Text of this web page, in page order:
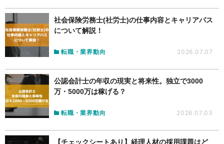
社会保険労務士(社労士)の仕事内容とキャリアパス
について解説！
転職・業界動向 2026.07.07
公認会計士の年収の現実と将来性。独立で3000
万・5000万は稼げる？
転職・業界動向 2026.07.03
【チェックシートあり】経理人材の採用課題はど